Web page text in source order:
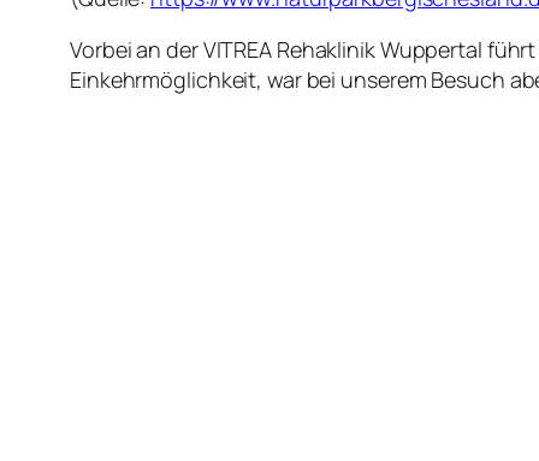
Vorbei an der VITREA Rehaklinik Wuppertal
Einkehrmöglichkeit, war bei unserem Besuch